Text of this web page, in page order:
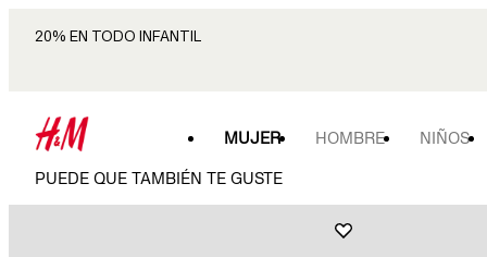
20% EN TODO INFANTIL
MUJER HOMBRE NIÑOS
PUEDE QUE TAMBIÉN TE GUSTE